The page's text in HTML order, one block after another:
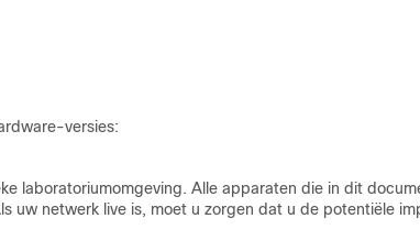
versies:
laboratoriumomgeving. Alle apparaten die in dit
uw netwerk live is, moet u zorgen dat u de potentiële